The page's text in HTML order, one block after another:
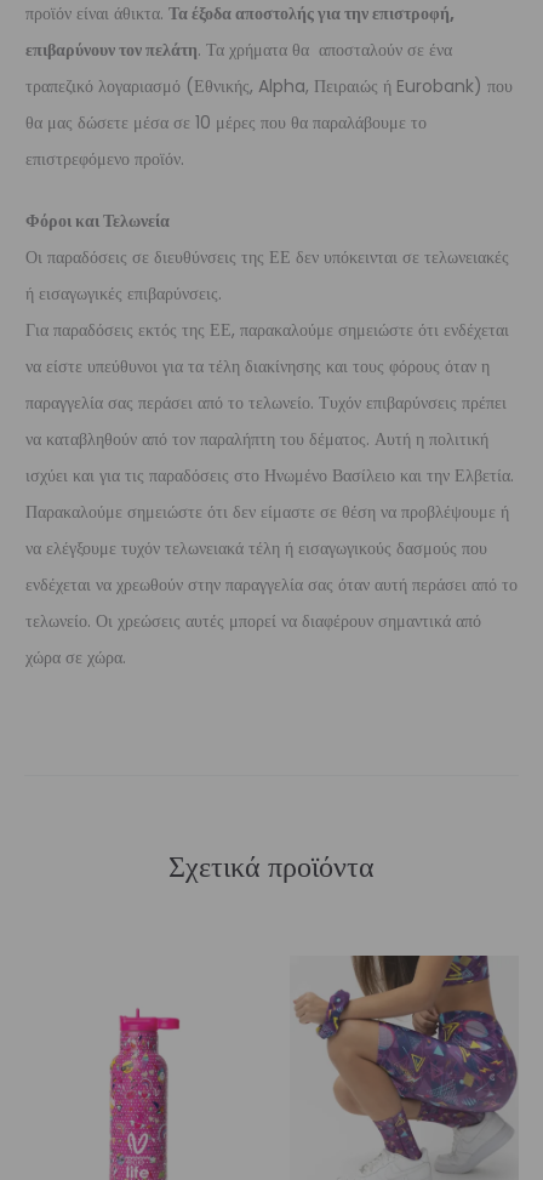
προϊόν είναι άθικτα. Τα έξοδα αποστολής για την επιστροφή,
επιβαρύνουν τον πελάτη. Τα χρήματα θα αποσταλούν σε ένα
τραπεζικό λογαριασμό (Εθνικής, Alpha, Πειραιώς ή Eurobank) που
θα μας δώσετε μέσα σε 10 μέρες που θα παραλάβουμε το
επιστρεφόμενο προϊόν.
Φόροι και Τελωνεία
Οι παραδόσεις σε διευθύνσεις της ΕΕ δεν υπόκεινται σε τελωνειακές
ή εισαγωγικές επιβαρύνσεις.
Για παραδόσεις εκτός της ΕΕ, παρακαλούμε σημειώστε ότι ενδέχεται
να είστε υπεύθυνοι για τα τέλη διακίνησης και τους φόρους όταν η
παραγγελία σας περάσει από το τελωνείο. Τυχόν επιβαρύνσεις πρέπει
να καταβληθούν από τον παραλήπτη του δέματος. Αυτή η πολιτική
ισχύει και για τις παραδόσεις στο Ηνωμένο Βασίλειο και την Ελβετία.
Παρακαλούμε σημειώστε ότι δεν είμαστε σε θέση να προβλέψουμε ή
να ελέγξουμε τυχόν τελωνειακά τέλη ή εισαγωγικούς δασμούς που
ενδέχεται να χρεωθούν στην παραγγελία σας όταν αυτή περάσει από το
τελωνείο. Οι χρεώσεις αυτές μπορεί να διαφέρουν σημαντικά από
χώρα σε χώρα.
Σχετικά προϊόντα